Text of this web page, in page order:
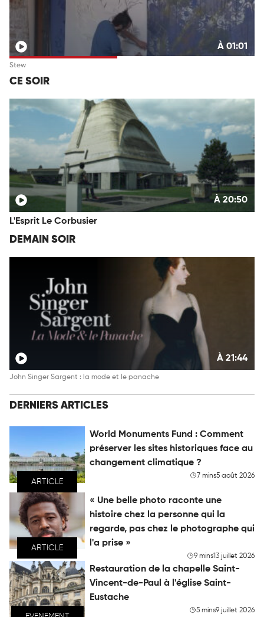
À 01:01
Stew
CE SOIR
À 20:50
L'Esprit Le Corbusier
DEMAIN SOIR
À 21:44
John Singer Sargent : la mode et le panache
DERNIERS ARTICLES
ARTICLE
World Monuments Fund : Comment
préserver les sites historiques face au
changement climatique ?
7 mins5 août 2026
ARTICLE
« Une belle photo raconte une
histoire chez la personne qui la
regarde, pas chez le photographe qui
l'a prise »
9 mins 13 juillet 2026
Restauration de la chapelle Saint-
Vincent-de-Paul à l'église Saint-
Eustache
5 mins9 juillet 2026